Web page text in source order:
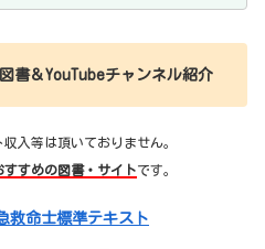
書＆YouTubeチャンネル紹介
入等は頂いておりません。
すすめの図書・サイトです。
命士標準テキスト